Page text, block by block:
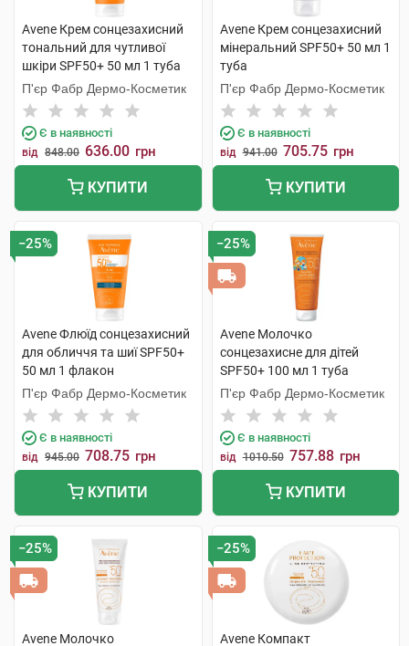
Avene Крем сонцезахисний
тональний для чутливої
шкіри SPF50+ 50 мл 1 туба
П'єр Фабр Дермо-Косметик
Є в наявності
від 848.00 636.00 грн
КУПИТИ
Avene Крем сонцезахисний
мінеральний SPF50+ 50 мл 1
туба
П'єр Фабр Дермо-Косметик
Є в наявності
від 941.00 705.75 грн
КУПИТИ
−25%
Avene Флюїд сонцезахисний
для обличчя та шиї SPF50+
50 мл 1 флакон
П'єр Фабр Дермо-Косметик
Є в наявності
від 945.00 708.75 грн
КУПИТИ
−25%
Avene Молочко
сонцезахисне для дітей
SPF50+ 100 мл 1 туба
П'єр Фабр Дермо-Косметик
Є в наявності
від 1010.50 757.88 грн
КУПИТИ
−25%
Avene Молочко
−25%
Avene Компакт